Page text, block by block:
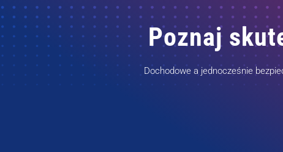
Poznaj
Dochodowe a jednocześnie